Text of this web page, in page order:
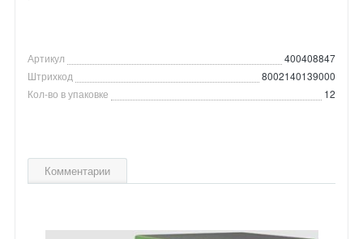
Артикул
400408847
Штрихкод
8002140139000
Кол-во в упаковке
12
Комментарии